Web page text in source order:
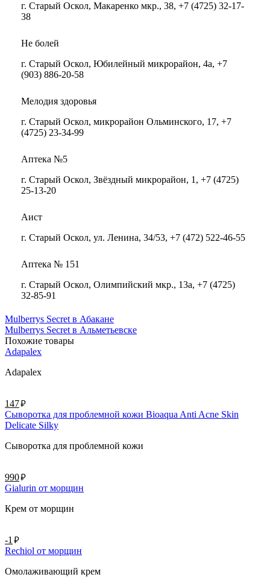
г. Старый Оскол, Макаренко мкр., 38, +7 (4725) 32-17-
38
Не болей
г. Старый Оскол, Юбилейный микрорайон, 4а, +7
(903) 886-20-58
Мелодия здоровья
г. Старый Оскол, микрорайон Ольминского, 17, +7
(4725) 23-34-99
Аптека №5
г. Старый Оскол, Звёздный микрорайон, 1, +7 (4725)
25-13-20
Аист
г. Старый Оскол, ул. Ленина, 34/53, +7 (472) 522-46-55
Аптека № 151
г. Старый Оскол, Олимпийский мкр., 13а, +7 (4725)
32-85-91
Mulberrys Secret в Абакане
Mulberrys Secret в Альметьевске
Похожие товары
Adapalex
Adapalex
147руб.
Сыворотка для проблемной кожи Bioaqua Anti Acne Skin
Delicate Silky
Сыворотка для проблемной кожи
990руб.
Gialurin от морщин
Крем от морщин
-1 руб.
Rechiol от морщин
Омолаживающий крем